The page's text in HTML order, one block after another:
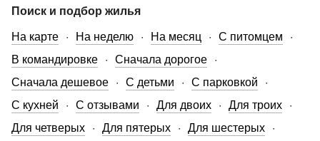
Поиск и подбор жилья
На карте
На неделю На месяц
С питомцем
В командировке
Сначала дорогое
Сначала дешевое
С детьми
С парковкой
С кухней
С отзывами Для двоих
Для троих
Для четверых
Для пятерых
Для шестерых